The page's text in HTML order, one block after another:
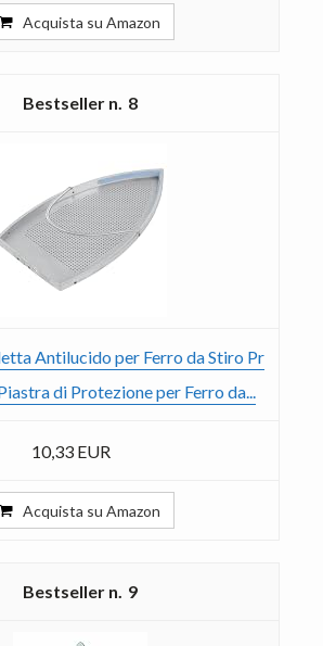
Acquista su Amazon
8
Antilucido per Ferro da Stiro Pr
di Protezione per Ferro da...
10,33 EUR
Acquista su Amazon
9